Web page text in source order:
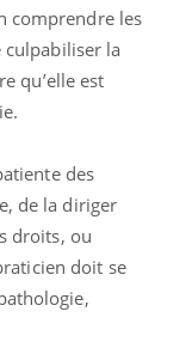
comprendre les
la
qu’elle est
des
de la diriger
droits, ou
doit se